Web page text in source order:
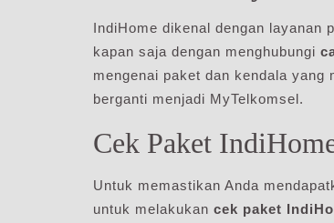
IndiHome dikenal dengan layanan
kapan saja dengan menghubungi
mengenai paket dan kendala
berganti menjadi MyTelkomsel.
Cek Paket
Untuk memastikan Anda
untuk melakukan cek paket